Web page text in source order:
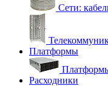
Сети:
Платформы
Расходники